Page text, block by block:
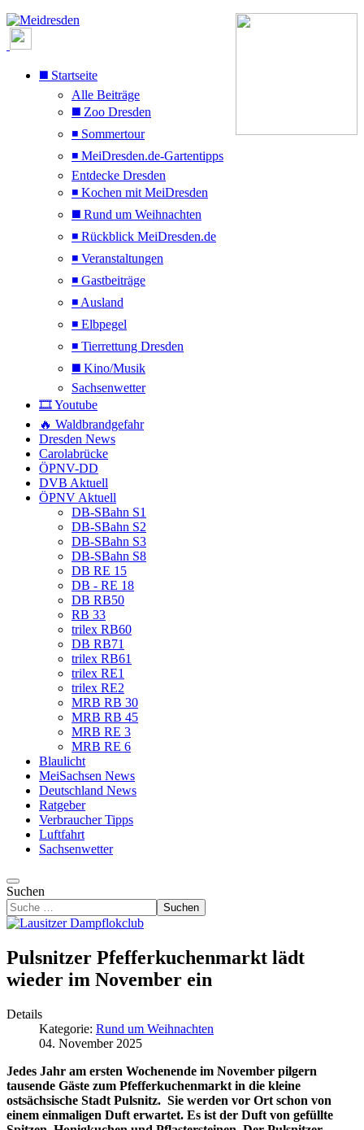
◼️ Startseite
Alle Beiträge
◼️ Zoo Dresden
◾ Sommertour
◾ MeiDresden.de-Gartentipps
Entdecke Dresden
◾ Kochen mit MeiDresden
◼️ Rund um Weihnachten
◾ Rückblick MeiDresden.de
◾ Veranstaltungen
◾ Gastbeiträge
◾ Ausland
◾ Elbpegel
◾ Tierrettung Dresden
◼️ Kino/Musik
Sachsenwetter
🎞️ Youtube
🔥 Waldbrandgefahr
Dresden News
Carolabrücke
ÖPNV-DD
DVB Aktuell
ÖPNV Aktuell
DB-SBahn S1
DB-SBahn S2
DB-SBahn S3
DB-SBahn S8
DB RE 15
DB - RE 18
DB RB50
RB 33
trilex RB60
DB RB71
trilex RB61
trilex RE1
trilex RE2
MRB RB 30
MRB RB 45
MRB RE 3
MRB RE 6
Blaulicht
MeiSachsen News
Deutschland News
Ratgeber
Verbraucher Tipps
Luftfahrt
Sachsenwetter
Suchen
Suchen
Pulsnitzer Pfefferkuchenmarkt lädt
wieder im November ein
Details
Kategorie: Rund um Weihnachten
04. November 2025
Jedes Jahr am ersten Wochenende im November pilgern
tausende Gäste zum Pfefferkuchenmarkt in die kleine
ostsächsische Stadt Pulsnitz. Sie werden vor Ort schon von
einem einmaligen Duft erwartet. Es ist der Duft von gefüllte